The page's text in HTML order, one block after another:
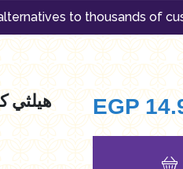
to thousands of customers in
EGP